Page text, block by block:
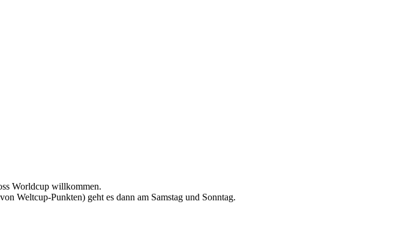
Worldcup willkommen.
Weltcup-Punkten) geht es dann am Samstag und Sonntag.